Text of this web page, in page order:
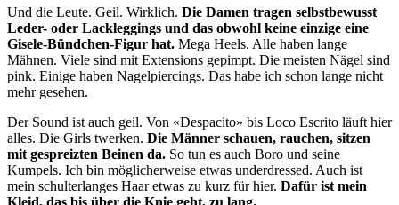
Und die Leute. Geil. Wirklich. Die Damen tragen selbstbewusst
Leder- oder Lackleggings und das obwohl keine einzige eine
Gisele-Bündchen-Figur hat. Mega Heels. Alle haben lange
Mähnen. Viele sind mit Extensions gepimpt. Die meisten Nägel sind
pink. Einige haben Nagelpiercings. Das habe ich schon lange nicht
mehr gesehen.
Der Sound ist auch geil. Von «Despacito» bis Loco Escrito läuft hier
alles. Die Girls twerken. Die Männer schauen, rauchen, sitzen
mit gespreizten Beinen da. So tun es auch Boro und seine
Kumpels. Ich bin möglicherweise etwas underdressed. Auch ist
mein schulterlanges Haar etwas zu kurz für hier. Dafür ist mein
Kleid, das bis über die Knie geht, zu lang.